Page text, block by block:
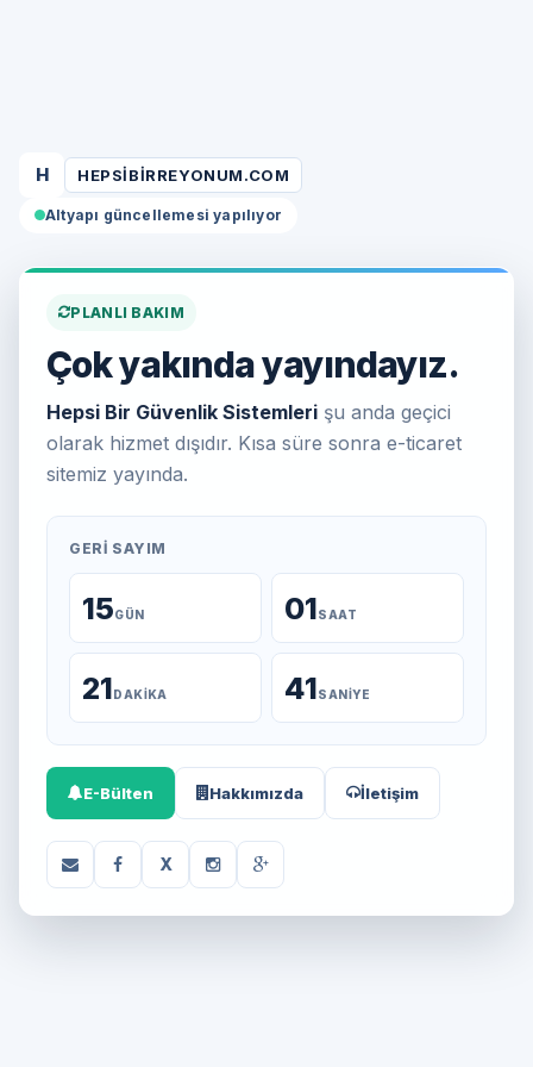
H HEPSIBIRREYONUM.COM
Altyapı güncellemesi yapılıyor
PLANLI BAKIM
Çok yakında yayındayız.
Hepsi Bir Güvenlik Sistemleri şu anda geçici
olarak hizmet dışıdır. Kısa süre sonra e-ticaret
sitemiz yayında.
GERI SAYIM
15GÜN 01SAAT
21DAKIKA 41SANIYE
E-Bülten Hakkımızda İletişim
X